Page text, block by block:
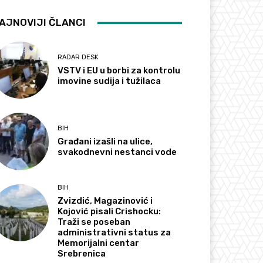
ČLANCI
RADAR DESK
VSTV i EU u borbi za kontrolu
imovine sudija i tužilaca
BIH
Građani izašli na ulice,
svakodnevni nestanci vode
BIH
Zvizdić, Magazinović i
Kojović pisali Crishocku:
Traži se poseban
administrativni status za
Memorijalni centar
Srebrenica